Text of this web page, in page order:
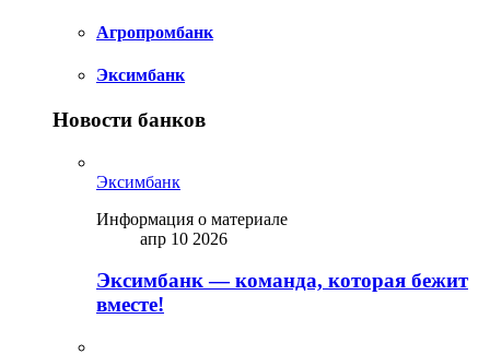
Агропромбанк
Эксимбанк
Новости банков
Эксимбанк
Информация о материале
апр 10 2026
Эксимбанк — команда, которая бежит
вместе!